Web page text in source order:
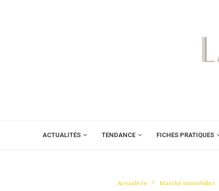
ACTUALITÉS TENDANCE FICHES PRATIQUES
Actualités Marché immobilier